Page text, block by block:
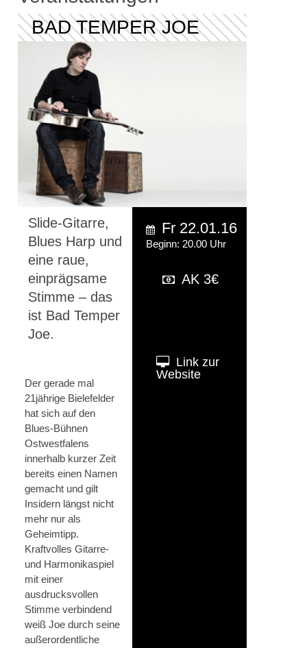
BAD TEMPER JOE
Slide-Gitarre,
Blues Harp und
eine raue,
einprägsame
Stimme – das
ist Bad Temper
Joe.
Der gerade mal
21jährige Bielefelder
hat sich auf den
Blues-Bühnen
Ostwestfalens
innerhalb kurzer Zeit
bereits einen Namen
gemacht und gilt
Insidern längst nicht
mehr nur als
Geheimtipp.
Kraftvolles Gitarre-
und Harmonikaspiel
mit einer
ausdrucksvollen
Stimme verbindend
weiß Joe durch seine
außerordentliche
Fr 22.01.16
Beginn: 20.00 Uhr
AK 3€
Link zur
Website